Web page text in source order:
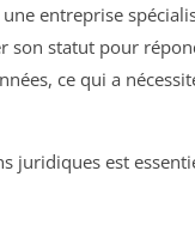
entreprise
son statut pour
ce qui a
juridiques est